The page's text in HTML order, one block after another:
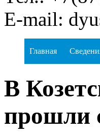
E-mail:
Главная
В
прошли